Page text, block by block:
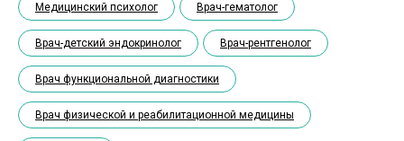
Медицинский психолог Врач-гематолог
Врач-детский эндокринолог Врач-рентгенолог
Врач функциональной диагностики
Врач физической и реабилитационной медицины